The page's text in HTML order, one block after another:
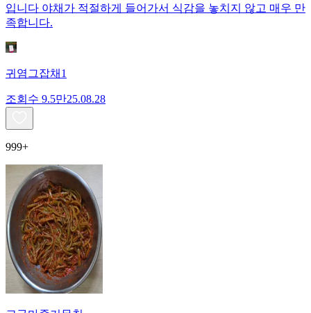
입니다 야채가 적절하게 들어가서 식감을 놓치지 않고 매우 만
족합니다.
귀염그잡채1
조회수 9.5만25.08.28
999+